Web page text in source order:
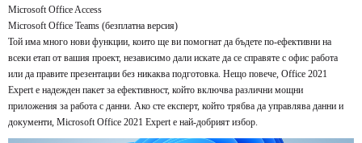
Microsoft Office Access
Microsoft Office Teams (безплатна версия)
Той има много нови функции, които ще ви помогнат да бъдете по-ефективни на
всеки етап от вашия проект, независимо дали искате да се справяте с офис работа
или да правите презентации без никаква подготовка. Нещо повече, Office 2021
Expert е надежден пакет за ефективност, който включва различни мощни
приложения за работа с данни. Ако сте експерт, който трябва да управлява данни и
документи, Microsoft Office 2021 Expert е най-добрият избор.